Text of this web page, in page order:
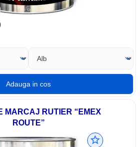
MARCAJ RUTIER “EMEX
ROUTE”